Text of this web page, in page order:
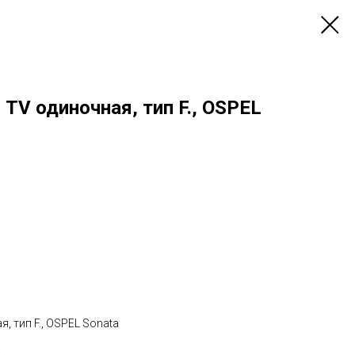
одиночная, тип F., OSPEL
тип F., OSPEL Sonata